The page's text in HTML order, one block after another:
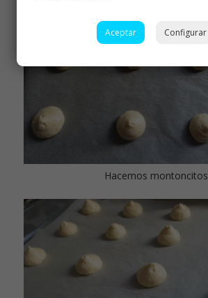
Hacemos montoncitos
Aceptar Configurar